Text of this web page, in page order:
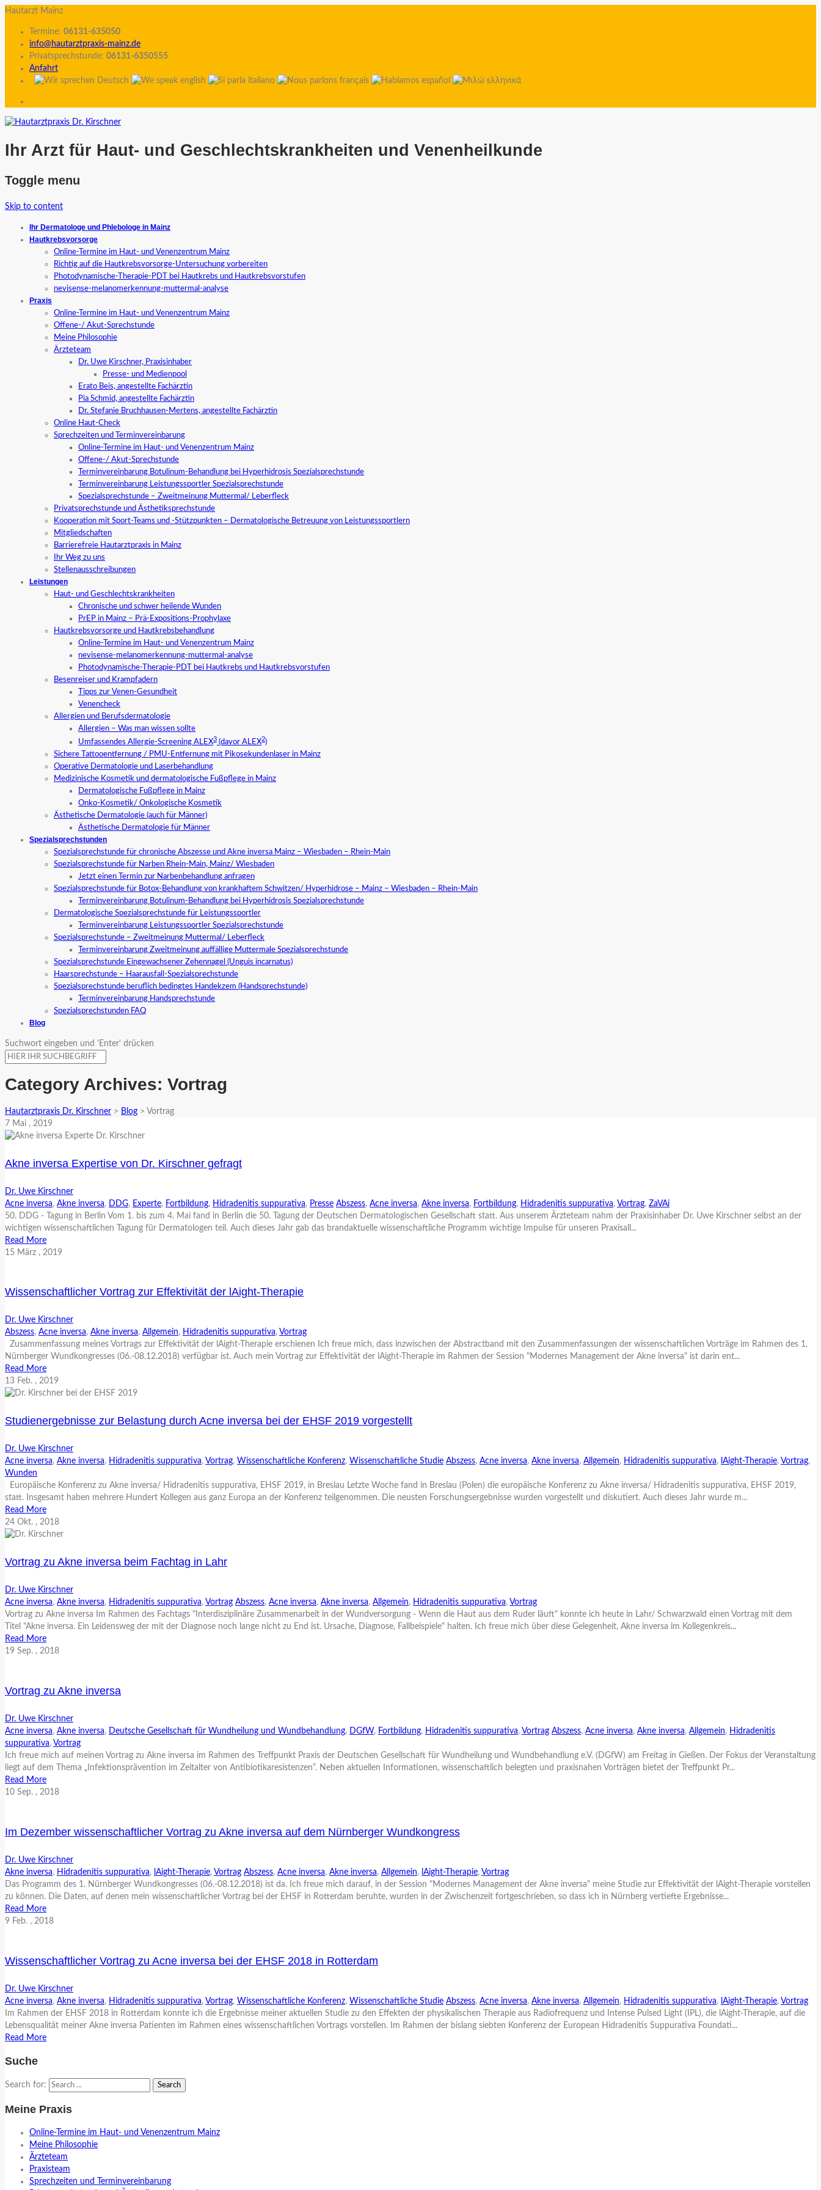
Hautarzt Mainz
Termine: 06131-635050
info@hautarztpraxis-mainz.de
Privatsprechstunde: 06131-6350555
Anfahrt
Ihr Arzt für Haut- und Geschlechtskrankheiten und Venenheilkunde
Toggle menu
Skip to content
Ihr Dermatologe und Phlebologe in Mainz
Hautkrebsvorsorge
Online-Termine im Haut- und Venenzentrum Mainz
Richtig auf die Hautkrebsvorsorge-Untersuchung vorbereiten
Photodynamische-Therapie-PDT bei Hautkrebs und Hautkrebsvorstufen
nevisense-melanomerkennung-muttermal-analyse
Praxis
Online-Termine im Haut- und Venenzentrum Mainz
Offene-/ Akut-Sprechstunde
Meine Philosophie
Ärzteteam
Dr. Uwe Kirschner, Praxisinhaber
Presse- und Medienpool
Erato Beis, angestellte Fachärztin
Pia Schmid, angestellte Fachärztin
Dr. Stefanie Bruchhausen-Mertens, angestellte Fachärztin
Online Haut-Check
Sprechzeiten und Terminvereinbarung
Online-Termine im Haut- und Venenzentrum Mainz
Offene-/ Akut-Sprechstunde
Terminvereinbarung Botulinum-Behandlung bei Hyperhidrosis Spezialsprechstunde
Terminvereinbarung Leistungssportler Spezialsprechstunde
Spezialsprechstunde – Zweitmeinung Muttermal/ Leberfleck
Privatsprechstunde und Ästhetiksprechstunde
Kooperation mit Sport-Teams und -Stützpunkten – Dermatologische Betreuung von Leistungssportlern
Mitgliedschaften
Barrierefreie Hautarztpraxis in Mainz
Ihr Weg zu uns
Stellenausschreibungen
Leistungen
Haut- und Geschlechtskrankheiten
Chronische und schwer heilende Wunden
PrEP in Mainz – Prä-Expositions-Prophylaxe
Hautkrebsvorsorge und Hautkrebsbehandlung
Online-Termine im Haut- und Venenzentrum Mainz
nevisense-melanomerkennung-muttermal-analyse
Photodynamische-Therapie-PDT bei Hautkrebs und Hautkrebsvorstufen
Besenreiser und Krampfadern
Tipps zur Venen-Gesundheit
Venencheck
Allergien und Berufsdermatologie
Allergien – Was man wissen sollte
Umfassendes Allergie-Screening ALEX3 (davor ALEX2)
Sichere Tattooentfernung / PMU-Entfernung mit Pikosekundenlaser in Mainz
Operative Dermatologie und Laserbehandlung
Medizinische Kosmetik und dermatologische Fußpflege in Mainz
Dermatologische Fußpflege in Mainz
Onko-Kosmetik/ Onkologische Kosmetik
Ästhetische Dermatologie (auch für Männer)
Ästhetische Dermatologie für Männer
Spezialsprechstunden
Spezialsprechstunde für chronische Abszesse und Akne inversa Mainz – Wiesbaden – Rhein-Main
Spezialsprechstunde für Narben Rhein-Main, Mainz/ Wiesbaden
Jetzt einen Termin zur Narbenbehandlung anfragen
Spezialsprechstunde für Botox-Behandlung von krankhaftem Schwitzen/ Hyperhidrose – Mainz – Wiesbaden – Rhein-Main
Terminvereinbarung Botulinum-Behandlung bei Hyperhidrosis Spezialsprechstunde
Dermatologische Spezialsprechstunde für Leistungssportler
Terminvereinbarung Leistungssportler Spezialsprechstunde
Spezialsprechstunde – Zweitmeinung Muttermal/ Leberfleck
Terminvereinbarung Zweitmeinung auffällige Muttermale Spezialsprechstunde
Spezialsprechstunde Eingewachsener Zehennagel (Unguis incarnatus)
Haarsprechstunde – Haarausfall-Spezialsprechstunde
Spezialsprechstunde beruflich bedingtes Handekzem (Handsprechstunde)
Terminvereinbarung Handsprechstunde
Spezialsprechstunden FAQ
Blog
Suchwort eingeben und 'Enter' drücken
Category Archives: Vortrag
Hautarztpraxis Dr. Kirschner > Blog > Vortrag
7 Mai , 2019
Akne inversa Expertise von Dr. Kirschner gefragt
Dr. Uwe Kirschner
Acne inversa, Akne inversa, DDG, Experte, Fortbildung, Hidradenitis suppurativa, Presse Abszess, Acne inversa, Akne inversa, Fortbildung, Hidradenitis suppurativa, Vortrag, ZaVAi
50. DDG - Tagung in Berlin Vom 1. bis zum 4. Mai fand in Berlin die 50. Tagung der Deutschen Dermatologischen Gesellschaft statt. Aus unserem Ärzteteam nahm der Praxisinhaber Dr. Uwe Kirschner selbst an der
wichtigen wissenschaftlichen Tagung für Dermatologen teil. Auch dieses Jahr gab das brandaktuelle wissenschaftliche Programm wichtige Impulse für unseren Praxisall...
Read More
15 März , 2019
Wissenschaftlicher Vortrag zur Effektivität der lAight-Therapie
Dr. Uwe Kirschner
Abszess, Acne inversa, Akne inversa, Allgemein, Hidradenitis suppurativa, Vortrag
Zusammenfassung meines Vortrags zur Effektivität der lAight-Therapie erschienen Ich freue mich, dass inzwischen der Abstractband mit den Zusammenfassungen der wissenschaftlichen Vorträge im Rahmen des 1.
Nürnberger Wundkongresses (06.-08.12.2018) verfügbar ist. Auch mein Vortrag zur Effektivität der lAight-Therapie im Rahmen der Session "Modernes Management der Akne inversa" ist darin ent...
Read More
13 Feb. , 2019
Studienergebnisse zur Belastung durch Acne inversa bei der EHSF 2019 vorgestellt
Dr. Uwe Kirschner
Acne inversa, Akne inversa, Hidradenitis suppurativa, Vortrag, Wissenschaftliche Konferenz, Wissenschaftliche Studie Abszess, Acne inversa, Akne inversa, Allgemein, Hidradenitis suppurativa, lAight-Therapie, Vortrag,
Wunden
Europäische Konferenz zu Akne inversa/ Hidradenitis suppurativa, EHSF 2019, in Breslau Letzte Woche fand in Breslau (Polen) die europäische Konferenz zu Akne inversa/ Hidradenitis suppurativa, EHSF 2019,
statt. Insgesamt haben mehrere Hundert Kollegen aus ganz Europa an der Konferenz teilgenommen. Die neusten Forschungsergebnisse wurden vorgestellt und diskutiert. Auch dieses Jahr wurde m...
Read More
24 Okt. , 2018
Vortrag zu Akne inversa beim Fachtag in Lahr
Dr. Uwe Kirschner
Acne inversa, Akne inversa, Hidradenitis suppurativa, Vortrag Abszess, Acne inversa, Akne inversa, Allgemein, Hidradenitis suppurativa, Vortrag
Vortrag zu Akne inversa Im Rahmen des Fachtags "Interdisziplinäre Zusammenarbeit in der Wundversorgung - Wenn die Haut aus dem Ruder läuft" konnte ich heute in Lahr/ Schwarzwald einen Vortrag mit dem
Titel "Akne inversa. Ein Leidensweg der mit der Diagnose noch lange nicht zu End ist. Ursache, Diagnose, Fallbeispiele" halten. Ich freue mich über diese Gelegenheit, Akne inversa im Kollegenkreis...
Read More
19 Sep. , 2018
Vortrag zu Akne inversa
Dr. Uwe Kirschner
Acne inversa, Akne inversa, Deutsche Gesellschaft für Wundheilung und Wundbehandlung, DGfW, Fortbildung, Hidradenitis suppurativa, Vortrag Abszess, Acne inversa, Akne inversa, Allgemein, Hidradenitis
suppurativa, Vortrag
Ich freue mich auf meinen Vortrag zu Akne inversa im Rahmen des Treffpunkt Praxis der Deutschen Gesellschaft für Wundheilung und Wundbehandlung e.V. (DGfW) am Freitag in Gießen. Der Fokus der Veranstaltung
liegt auf dem Thema „Infektionsprävention im Zeitalter von Antibiotikaresistenzen“. Neben aktuellen Informationen, wissenschaftlich belegten und praxisnahen Vorträgen bietet der Treffpunkt Pr...
Read More
10 Sep. , 2018
Im Dezember wissenschaftlicher Vortrag zu Akne inversa auf dem Nürnberger Wundkongress
Dr. Uwe Kirschner
Akne inversa, Hidradenitis suppurativa, lAight-Therapie, Vortrag Abszess, Acne inversa, Akne inversa, Allgemein, lAight-Therapie, Vortrag
Das Programm des 1. Nürnberger Wundkongresses (06.-08.12.2018) ist da. Ich freue mich darauf, in der Session "Modernes Management der Akne inversa" meine Studie zur Effektivität der lAight-Therapie vorstellen
zu können. Die Daten, auf denen mein wissenschaftlicher Vortrag bei der EHSF in Rotterdam beruhte, wurden in der Zwischenzeit fortgeschrieben, so dass ich in Nürnberg vertiefte Ergebnisse...
Read More
9 Feb. , 2018
Wissenschaftlicher Vortrag zu Acne inversa bei der EHSF 2018 in Rotterdam
Dr. Uwe Kirschner
Acne inversa, Akne inversa, Hidradenitis suppurativa, Vortrag, Wissenschaftliche Konferenz, Wissenschaftliche Studie Abszess, Acne inversa, Akne inversa, Allgemein, Hidradenitis suppurativa, lAight-Therapie, Vortrag
Im Rahmen der EHSF 2018 in Rotterdam konnte ich die Ergebnisse meiner aktuellen Studie zu den Effekten der physikalischen Therapie aus Radiofrequenz und Intense Pulsed Light (IPL), die lAight-Therapie, auf die
Lebensqualität meiner Akne inversa Patienten im Rahmen eines wissenschaftlichen Vortrags vorstellen. Im Rahmen der bislang siebten Konferenz der European Hidradenitis Suppurativa Foundati...
Read More
Suche
Search for:
Meine Praxis
Online-Termine im Haut- und Venenzentrum Mainz
Meine Philosophie
Ärzteteam
Praxisteam
Sprechzeiten und Terminvereinbarung